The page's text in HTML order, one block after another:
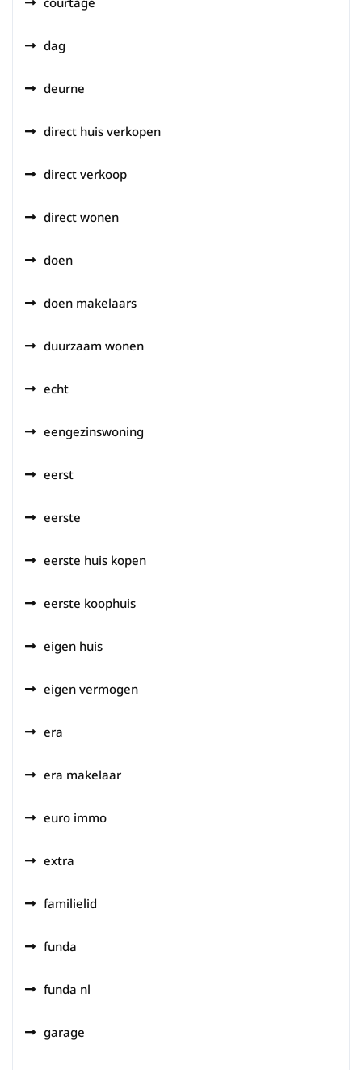
dag
deurne
direct huis verkopen
direct verkoop
direct wonen
doen
doen makelaars
duurzaam wonen
echt
eengezinswoning
eerst
eerste
eerste huis kopen
eerste koophuis
eigen huis
eigen vermogen
era
era makelaar
euro immo
extra
familielid
funda
funda nl
garage